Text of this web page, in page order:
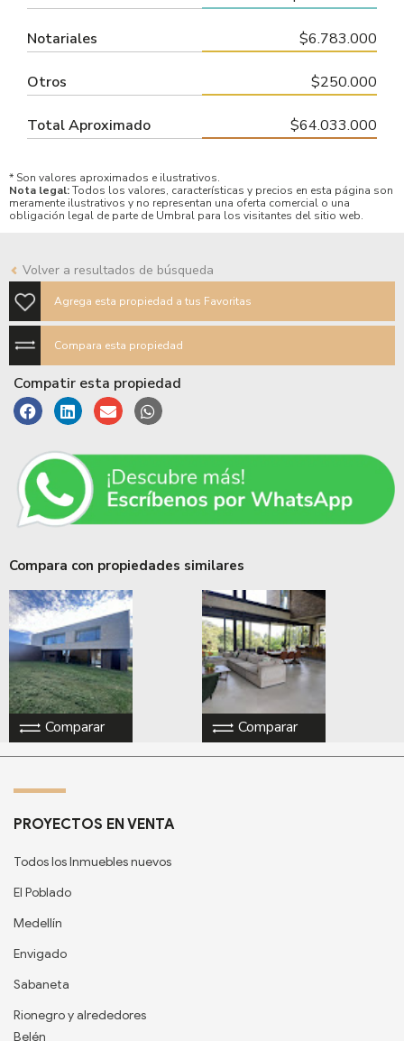
Notariales $6.783.000
Otros $250.000
Total Aproximado $64.033.000
* Son valores aproximados e ilustrativos.
Nota legal:Todos los valores, características y precios en esta página son
meramente ilustrativos y no representan una oferta comercial o una
obligación legal de parte de Umbral para los visitantes del sitio web.
Volver a resultados de búsqueda
Agrega esta propiedad a tus Favoritas
Compara esta propiedad
Compatir esta propiedad
Compara con propiedades similares
Comparar Comparar
PROYECTOS EN VENTA
Todos los Inmuebles nuevos
El Poblado
Medellín
Envigado
Sabaneta
Rionegro y alrededores
Belén